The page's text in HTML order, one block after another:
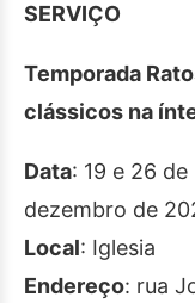
SERVIÇO
Temporada
clássicos na
Data: 19 e 26
dezembro de
Local: Iglesia
Endereço: rua